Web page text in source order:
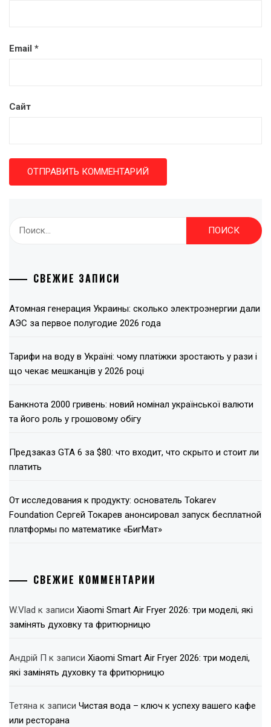
Email *
Сайт
Найти:
СВЕЖИЕ ЗАПИСИ
Атомная генерация Украины: сколько электроэнергии дали
АЭС за первое полугодие 2026 года
Тарифи на воду в Україні: чому платіжки зростають у рази і
що чекає мешканців у 2026 році
Банкнота 2000 гривень: новий номінал української валюти
та його роль у грошовому обігу
Предзаказ GTA 6 за $80: что входит, что скрыто и стоит ли
платить
От исследования к продукту: основатель Tokarev
Foundation Сергей Токарев анонсировал запуск бесплатной
платформы по математике «БигМат»
СВЕЖИЕ КОММЕНТАРИИ
W.Vlad к записи Xiaomi Smart Air Fryer 2026: три моделі, які
замінять духовку та фритюрницю
Андрій П к записи Xiaomi Smart Air Fryer 2026: три моделі,
які замінять духовку та фритюрницю
Тетяна к записи Чистая вода – ключ к успеху вашего кафе
или ресторана